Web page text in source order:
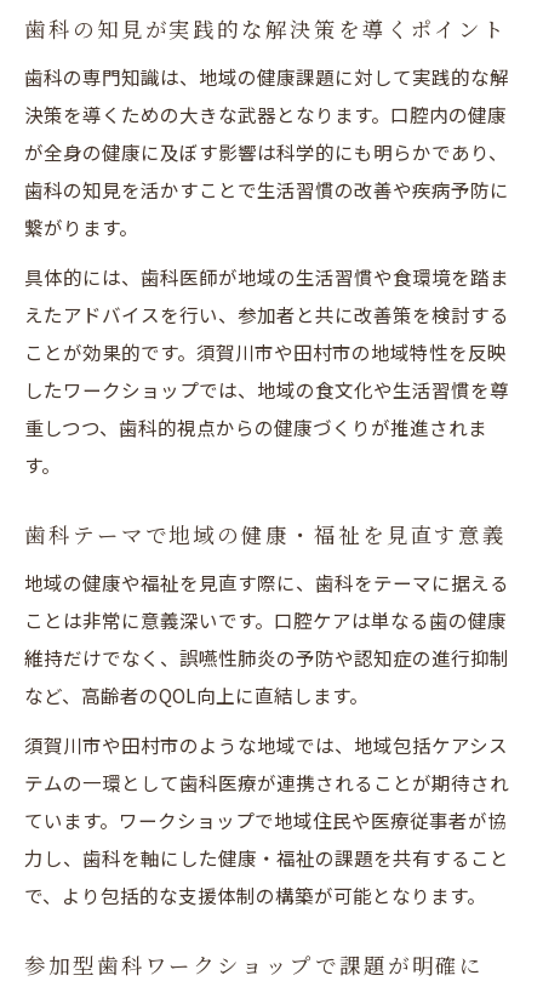
歯科の知見が実践的な解決策を導くポイント
歯科の専門知識は、地域の健康課題に対して実践的な解
決策を導くための大きな武器となります。口腔内の健康
が全身の健康に及ぼす影響は科学的にも明らかであり、
歯科の知見を活かすことで生活習慣の改善や疾病予防に
繋がります。
具体的には、歯科医師が地域の生活習慣や食環境を踏ま
えたアドバイスを行い、参加者と共に改善策を検討する
ことが効果的です。須賀川市や田村市の地域特性を反映
したワークショップでは、地域の食文化や生活習慣を尊
重しつつ、歯科的視点からの健康づくりが推進されま
す。
歯科テーマで地域の健康・福祉を見直す意義
地域の健康や福祉を見直す際に、歯科をテーマに据える
ことは非常に意義深いです。口腔ケアは単なる歯の健康
維持だけでなく、誤嚥性肺炎の予防や認知症の進行抑制
など、高齢者のQOL向上に直結します。
須賀川市や田村市のような地域では、地域包括ケアシス
テムの一環として歯科医療が連携されることが期待され
ています。ワークショップで地域住民や医療従事者が協
力し、歯科を軸にした健康・福祉の課題を共有すること
で、より包括的な支援体制の構築が可能となります。
参加型歯科ワークショップで課題が明確に